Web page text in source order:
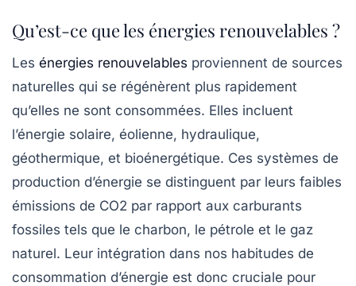
Qu’est-ce que les énergies renouvelables ?
Les énergies renouvelables proviennent de sources
naturelles qui se régénèrent plus rapidement
qu’elles ne sont consommées. Elles incluent
l’énergie solaire, éolienne, hydraulique,
géothermique, et bioénergétique. Ces systèmes de
production d’énergie se distinguent par leurs faibles
émissions de CO2 par rapport aux carburants
fossiles tels que le charbon, le pétrole et le gaz
naturel. Leur intégration dans nos habitudes de
consommation d’énergie est donc cruciale pour